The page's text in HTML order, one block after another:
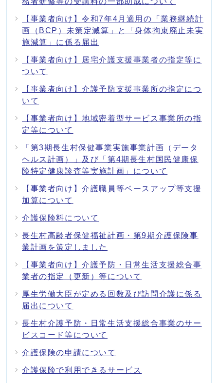
【事業者向け】令和7年4月適用の「業務継続計
画（BCP）未策定減算」と「身体拘束廃止未実
施減算」に係る届出
【事業者向け】居宅介護支援事業者の指定等に
ついて
【事業者向け】介護予防支援事業所の指定につ
いて
【事業者向け】地域密着型サービス事業所の指
定等について
「第3期長生村保健事業実施事業計画（データ
ヘルス計画）」及び「第4期長生村国民健康保
険特定健康診査等実施計画」について
【事業者向け】介護職員等ベースアップ等支援
加算について
介護保険料について
長生村高齢者保健福祉計画・第9期介護保険事
業計画を策定しました
【事業者向け】介護予防・日常生活支援総合事
業者の指定（更新）等について
厚生労働大臣が定める回数及び訪問介護に係る
届出について
長生村介護予防・日常生活支援総合事業のサー
ビスコード等について
介護保険の申請について
介護保険で利用できるサービス